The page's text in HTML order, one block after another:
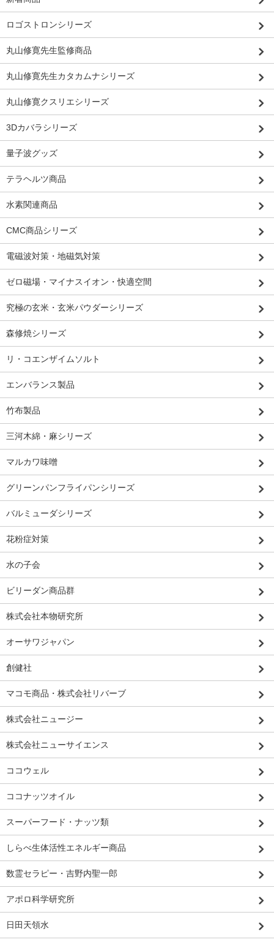
ロゴストロンシリーズ
丸山修寛先生監修商品
丸山修寛先生カタカムナシリーズ
丸山修寛クスリエシリーズ
3Dカバラシリーズ
量子波グッズ
テラヘルツ商品
水素関連商品
CMC商品シリーズ
電磁波対策・地磁気対策
ゼロ磁場・マイナスイオン・快適空間
究極の玄米・玄米パウダーシリーズ
森修焼シリーズ
リ・コエンザイムソルト
エンバランス製品
竹布製品
三河木綿・麻シリーズ
マルカワ味噌
グリーンパンフライパンシリーズ
バルミューダシリーズ
花粉症対策
水の子会
ビリーダン商品群
株式会社本物研究所
オーサワジャパン
創健社
マコモ商品・株式会社リバーブ
株式会社ニュージー
株式会社ニューサイエンス
ココウェル
ココナッツオイル
スーパーフード・ナッツ類
しらべ生体活性エネルギー商品
数霊セラピー・吉野内聖一郎
アポロ科学研究所
日田天領水